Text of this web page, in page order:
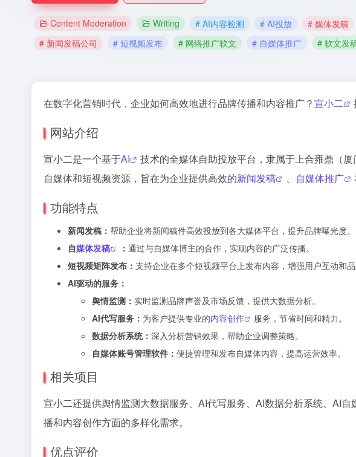
Content Moderation Writing # AI内容检测 # AI投放 # 媒体发稿
# 新闻发稿公司
# 短视频发布 # 网络推广软文 # 自媒体推广 # 软文发
在数字化营销时代，企业如何高效地进行品牌传播和内容推广？宣小二
网站介绍
宣小二是一个基于AI
技术的全媒体自助投放平台，隶属于上合雍鼎（
自媒体和短视频资源，旨在为企业提供高效的新闻发稿 、 自媒体推广
功能特点
新闻发稿： 帮助企业将新闻稿件高效投放到各大媒体平台，提升品牌曝光度。
自媒体发稿 ： 通过与自媒体博主的合作，实现内容的广泛传播。
短视频矩阵发布： 支持企业在多个短视频平台上发布内容，增强用户互动和品
AI驱动的服务：
舆情监测： 实时监测品牌声誉及市场反馈，提供大数据分析。
AI代写服务： 为客户提供专业的内容创作
服务，节省时间和精力。
数据分析系统： 深入分析营销效果，帮助企业调整策略。
自媒体账号管理软件： 便捷管理和发布自媒体内容，提高运营效率。
相关项目
宣小二还提供舆情监测大数据服务、AI代写服务、AI数据分析系统、AI
播和内容创作方面的多样化需求。
优点评价